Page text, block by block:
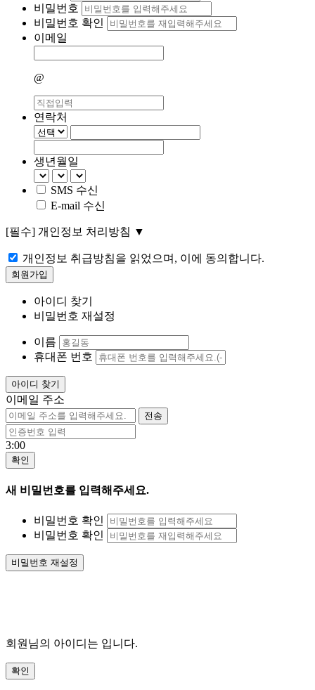
비밀번호
비밀번호 확인
이메일
@
연락처
생년월일
SMS 수신
E-mail 수신
[필수] 개인정보 처리방침 ▼
개인정보 취급방침을 읽었으며, 이에 동의합니다.
아이디 찾기
비밀번호 재설정
이름
휴대폰 번호
이메일 주소
3:00
새 비밀번호를 입력해주세요.
비밀번호 확인
비밀번호 확인
회원님의 아이디는 입니다.